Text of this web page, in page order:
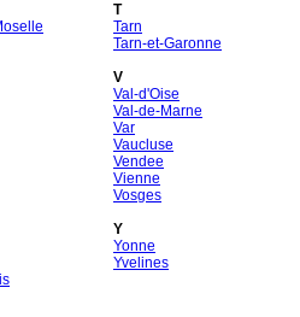
T
Tarn
Tarn-et-Garonne
V
Val-d'Oise
Val-de-Marne
Var
Vaucluse
Vendee
Vienne
Vosges
Y
Yonne
Yvelines